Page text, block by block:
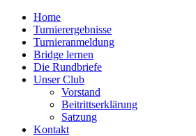
Home
Turnierergebnisse
Turnieranmeldung
Bridge lernen
Die Rundbriefe
Unser Club
Vorstand
Beitrittserklärung
Satzung
Kontakt